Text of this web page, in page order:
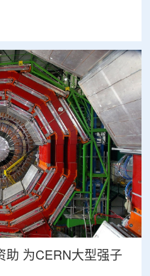
助 为CERN大型强子